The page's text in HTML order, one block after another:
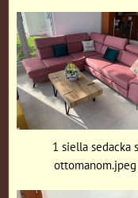
1 siella sedacka s
ottomanom.jpeg